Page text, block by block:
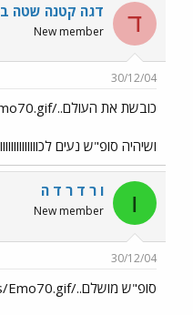
ד דגה קטנה שטה
New member
30/12/04
כובשת את העולם../images/Emo70.gif
ושיהיה סופ"ש נעים
ו ו ר ד ר ד ה
New member
30/12/04
סופ"ש מושלם../images/Emo70.gif